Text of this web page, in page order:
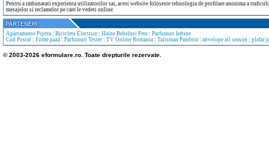
Pentru a imbunatati experienta utilizatorilor sai, acest website foloseste tehnologia de profilare anonima a
mesajelor si reclamelor pe care le vedeti online.
Apartamente Pipera : Biciclete Electrice : Haine Bebelusi Fete : Parfumuri Ieftine
Cod Postal : Firme paza : Parfumuri Tester : TV Online Romania : Talisman Pandora : anvelope all season : plafar
© 2003-2026 eformulare.ro. Toate drepturile rezervate.